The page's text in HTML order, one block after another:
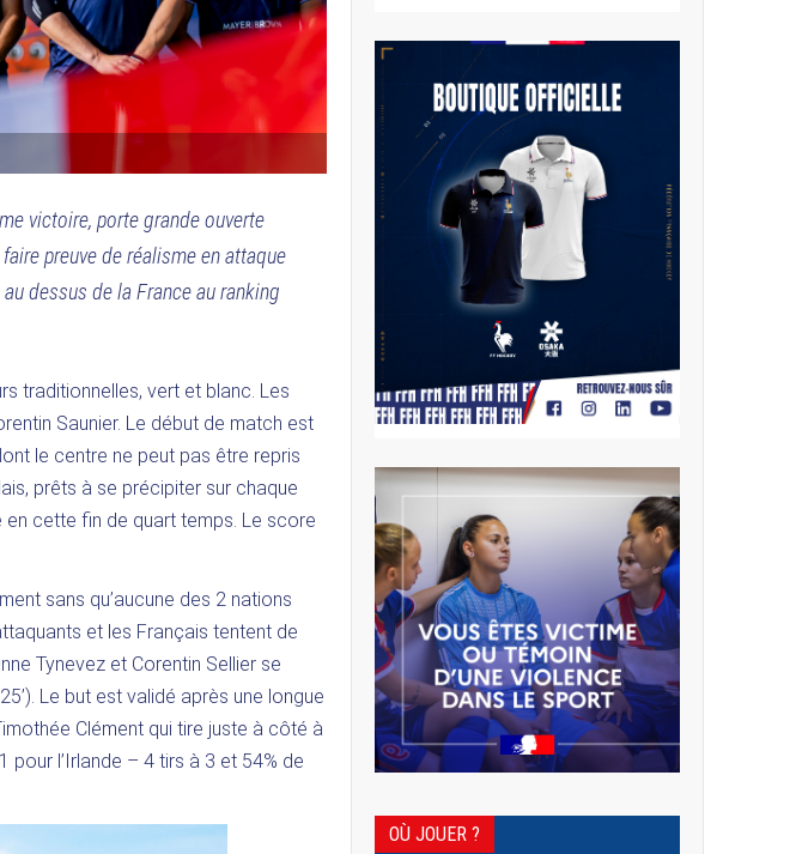
victoire, porte grande ouverte
preuve de réalisme en attaque
dessus de la France au ranking
traditionnelles, vert et blanc. Les
Saunier. Le début de match est
le centre ne peut pas être repris
prêts à se précipiter sur chaque
cette fin de quart temps. Le score
sans qu’aucune des 2 nations
et les Français tentent de
Tynevez et Corentin Sellier se
Le but est validé après une longue
Clément qui tire juste à côté à
l’Irlande – 4 tirs à 3 et 54% de
OÙ JOUER ?